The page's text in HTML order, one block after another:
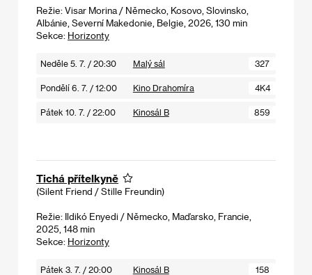
Režie: Visar Morina / Německo, Kosovo, Slovinsko,
Albánie, Severní Makedonie, Belgie, 2026, 130 min
Sekce: Horizonty
Neděle 5. 7. / 20:30 Malý sál 327
Pondělí 6. 7. / 12:00 Kino Drahomíra 4K4
Pátek 10. 7. / 22:00 Kinosál B 859
Tichá přítelkyně
(Silent Friend / Stille Freundin)
Režie: Ildikó Enyedi / Německo, Maďarsko, Francie,
2025, 148 min
Sekce: Horizonty
Pátek 3. 7. / 20:00 Kinosál B 158